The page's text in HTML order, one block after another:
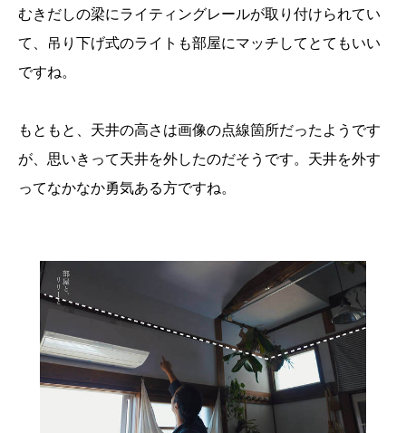
むきだしの梁にライティングレールが取り付けられてい
て、吊り下げ式のライトも部屋にマッチしてとてもいい
ですね。
もともと、天井の高さは画像の点線箇所だったようです
が、思いきって天井を外したのだそうです。天井を外す
ってなかなか勇気ある方ですね。